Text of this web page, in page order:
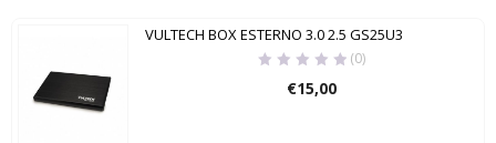
VULTECH BOX ESTERNO 3.0 2.5 GS25U3
(0)
€15,00